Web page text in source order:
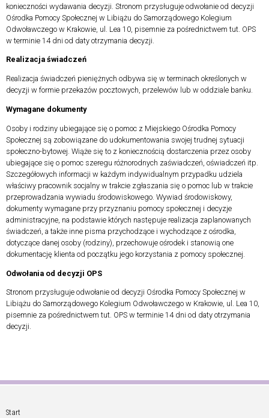
konieczności wydawania decyzji. Stronom przysługuje odwołanie od decyzji
Ośrodka Pomocy Społecznej w Libiążu do Samorządowego Kolegium
Odwoławczego w Krakowie, ul. Lea 10, pisemnie za pośrednictwem tut. OPS
w terminie 14 dni od daty otrzymania decyzji.
Realizacja świadczeń
Realizacja świadczeń pieniężnych odbywa się w terminach określonych w
decyzji w formie przekazów pocztowych, przelewów lub w oddziale banku.
Wymagane dokumenty
Osoby i rodziny ubiegające się o pomoc z Miejskiego Ośrodka Pomocy
Społecznej są zobowiązane do udokumentowania swojej trudnej sytuacji
społeczno-bytowej. Wiąże się to z koniecznością dostarczenia przez osoby
ubiegające się o pomoc szeregu różnorodnych zaświadczeń, oświadczeń itp.
Szczegółowych informacji w każdym indywidualnym przypadku udziela
właściwy pracownik socjalny w trakcie zgłaszania się o pomoc lub w trakcie
przeprowadzania wywiadu środowiskowego. Wywiad środowiskowy,
dokumenty wymagane przy przyznaniu pomocy społecznej i decyzje
administracyjne, na podstawie których następuje realizacja zaplanowanych
świadczeń, a także inne pisma przychodzące i wychodzące z ośrodka,
dotyczące danej osoby (rodziny), przechowuje ośrodek i stanowią one
dokumentację klienta od początku jego korzystania z pomocy społecznej.
Odwołania od decyzji OPS
Stronom przysługuje odwołanie od decyzji Ośrodka Pomocy Społecznej w
Libiążu do Samorządowego Kolegium Odwoławczego w Krakowie, ul. Lea 10,
pisemnie za pośrednictwem tut. OPS w terminie 14 dni od daty otrzymania
decyzji.
Start